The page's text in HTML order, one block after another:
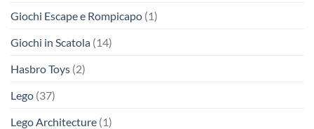
Giochi Escape e Rompicapo (1)
Giochi in Scatola (14)
Hasbro Toys (2)
Lego (37)
Lego Architecture (1)